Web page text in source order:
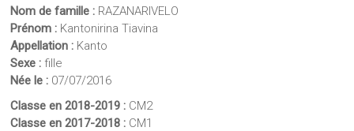
Nom de famille : RAZANARIVELO
Prénom : Kantonirina Tiavina
Appellation : Kanto
Sexe : fille
Née le : 07/07/2016
Classe en 2018-2019 : CM2
Classe en 2017-2018 : CM1